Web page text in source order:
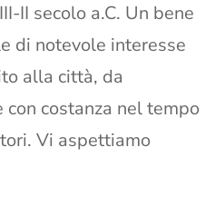
II secolo a.C. Un bene
di notevole interesse
alla città, da
costanza nel tempo
Vi aspettiamo